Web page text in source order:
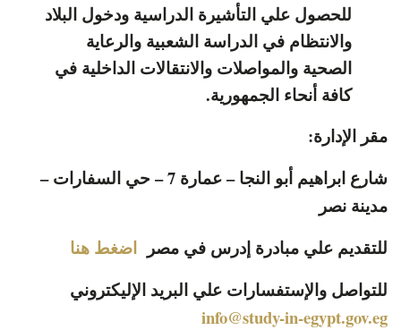
للحصول علي التأشيرة الدراسية ودخول البلاد
والانتظام في الدراسة الشعبية والرعاية
الصحية والمواصلات والانتقالات الداخلية في
كافة أنحاء الجمهورية.
مقر الإدارة:
شارع ابراهيم أبو النجا – عمارة 7 – حي السفارات –
مدينة نصر
للتقديم علي مبادرة إدرس في مصر اضغط هنا
للتواصل والإستفسارات علي البريد الإليكتروني
info@study-in-egypt.gov.eg